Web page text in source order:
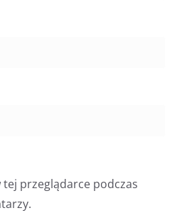
przeglądarce podczas